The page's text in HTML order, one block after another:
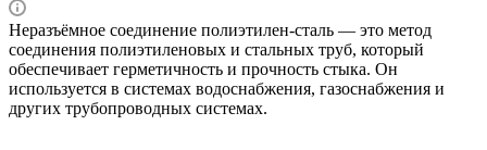
Неразъёмное соединение полиэтилен-сталь — это метод
соединения полиэтиленовых и стальных труб, который
обеспечивает герметичность и прочность стыка. Он
используется в системах водоснабжения, газоснабжения и
других трубопроводных системах.